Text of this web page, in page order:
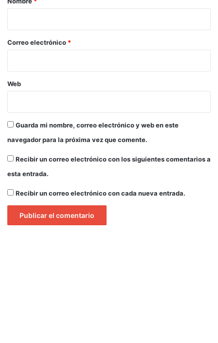
d
c
a
t
v
a
p
r
m
n
n
t
e
l
*
Correo electrónico *
Web
Guarda mi nombre, correo electrónico y web en este
navegador para la próxima vez que comente.
Recibir un correo electrónico con los siguientes comentarios a
esta entrada.
Recibir un correo electrónico con cada nueva entrada.